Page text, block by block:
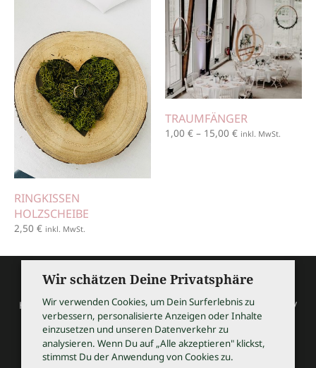
RINGKISSEN
HOLZSCHEIBE
2,50 € inkl. MwSt.
TRAUMFÄNGER
1,00 € – 15,00 € inkl. MwSt.
HOCHZEITSSHOPPING / Thomas Bauer / Meßmerstraße 32 /
97508 Grettstadt
Tel 09729 9099504 / info@hochzeitsshopping.com
Wir schätzen Deine Privatsphäre
Wir verwenden Cookies, um Dein Surferlebnis zu
verbessern, personalisierte Anzeigen oder Inhalte
einzusetzen und unseren Datenverkehr zu
analysieren. Wenn Du auf „Alle akzeptieren" klickst,
stimmst Du der Anwendung von Cookies zu.